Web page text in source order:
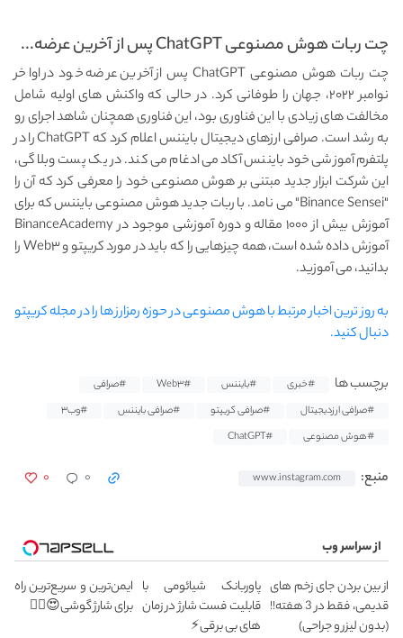
چت ربات هوش مصنوعی ChatGPT پس از آخرین عرضه...
چت ربات هوش مصنوعی ChatGPT پس از آخرین عرضه خود در اواخر
نوامبر ۲۰۲۲، جهان را طوفانی کرد. در حالی که واکنش های اولیه شامل
مخالفت های زیادی با این فناوری بود، این فناوری همچنان شاهد اجرای رو
به رشد است. صرافی ارزهای دیجیتال بایننس اعلام کرد که ChatGPT را در
پلتفرم آموزشی خود بایننس آکادمی ادغام می کند. در یک پست وبلاگی،
این شرکت ابزار جدید مبتنی بر هوش مصنوعی خود را معرفی کرد که آن را
"Binance Sensei" می نامد. با ربات جدید هوش مصنوعی بایننس که برای
آموزش بیش از ۱۰۰۰ مقاله و دوره آموزشی موجود در BinanceAcademy
آموزش داده شده است، همه چیزهایی را که باید در مورد کریپتو و Web۳ را
بدانید، می آموزید.
به روز ترین اخبار مرتبط با هوش مصنوعی در حوزه رمزارز ها را در مجله کریپتو
دنبال کنید.
برچسب ها #خبری #بایننس #Web۳
#صرافی
#صرافی ارزدیجیتال
#صرافی کریپتو #صرافی بایننس
#وب۳
#هوش مصنوعی
#ChatGPT
منبع: www.instagram.com ۰ ۰
از سراسر وب
از بین بردن جای زخم های
قدیمی، فقط در 3 هفته!!
(بدون لیزر و جراحی)
پاوربانک شیائومی با
قابلیت فست شارژ در زمان
های بی برقی⚡
ایمن‌ترین و سریع‌ترین راه
برای شارژ گوشی😍👌🏻